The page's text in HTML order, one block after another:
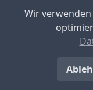
Aufgrund
Informationen
werden. Sie
rechts
anzuzeigen.
einschließlich
Wir